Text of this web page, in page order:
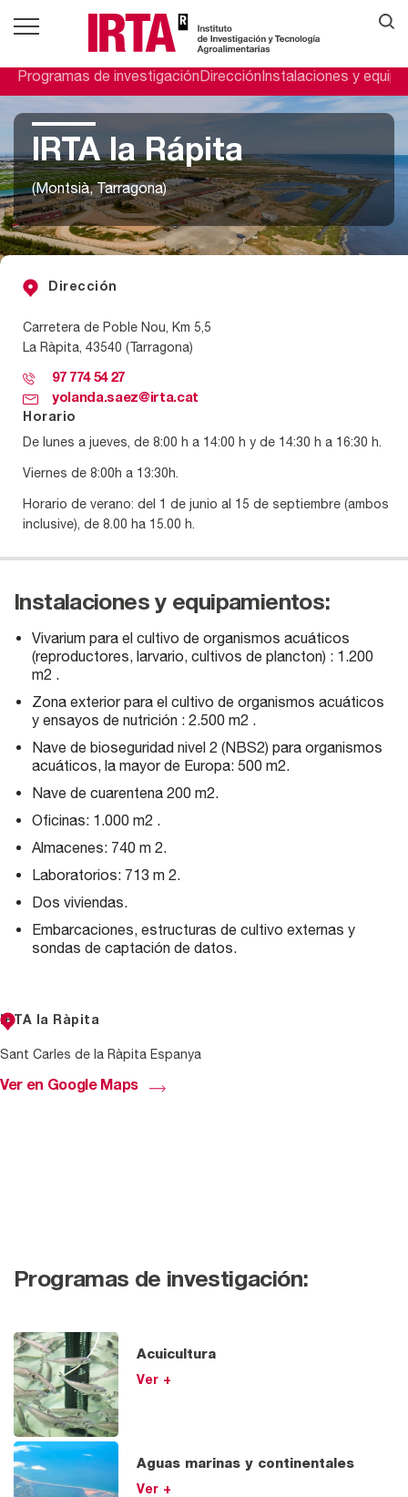
IRTA la Rápita
(Montsià, Tarragona)
Programas de investigaciónDirecciónInstalaciones y
Dirección
Carretera de Poble Nou, Km 5,5
La Ràpita, 43540 (Tarragona)
yolanda.saez@irta.cat
97 774 54 27
Horario
De lunes a jueves, de 8:00 h a 14:00 h y de 14:30 h a 16:30 h.
Viernes de 8:00h a 13:30h.
Horario de verano: del 1 de junio al 15 de septiembre (ambos
inclusive), de 8.00 ha 15.00 h.
Instalaciones y equipamientos:
Vivarium para el cultivo de organismos acuáticos
(reproductores, larvario, cultivos de plancton) : 1.200
m2 .
Zona exterior para el cultivo de organismos acuáticos
y ensayos de nutrición : 2.500 m2 .
Nave de bioseguridad nivel 2 (NBS2) para organismos
acuáticos, la mayor de Europa: 500 m2.
Nave de cuarentena 200 m2.
Oficinas: 1.000 m2 .
Almacenes: 740 m 2.
Laboratorios: 713 m 2.
Dos viviendas.
Embarcaciones, estructuras de cultivo externas y
sondas de captación de datos.
IRTA la Ràpita
Sant Carles de la Ràpita Espanya
Ver en Google Maps
Programas de investigación:
Acuicultura
Ver +
Aguas marinas y continentales
Ver +